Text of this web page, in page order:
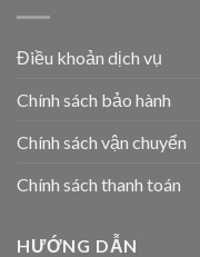
Điều khoản dịch vụ
Chính sách bảo hành
Chính sách vận chuyển
Chính sách thanh toán
HƯỚNG DẪN